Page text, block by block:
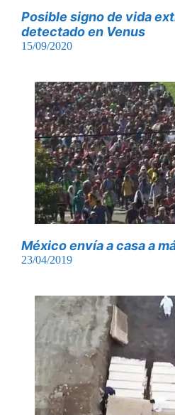
Posible signo de vida
detectado en Venus
15/09/2020
México envía a casa a
23/04/2019